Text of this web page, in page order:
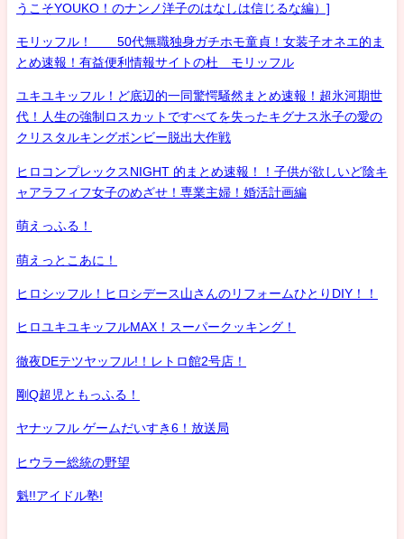
うこそYOUKO！のナンノ洋子のはなしは信じるな編）]
モリッフル！ 50代無職独身ガチホモ童貞！女装子オネエ的ま
とめ速報！有益便利情報サイトの杜 モリッフル
ユキユキッフル！ど底辺的一同驚愕騒然まとめ速報！超氷河期世
代！人生の強制ロスカットですべてを失ったキグナス氷子の愛の
クリスタルキングボンビー脱出大作戦
ヒロコンプレックスNIGHT 的まとめ速報！！子供が欲しいど陰キ
ャアラフィフ女子のめざせ！専業主婦！婚活計画編
萌えっふる！
萌えっとこあに！
ヒロシッフル！ヒロシデース山さんのリフォームひとりDIY！！
ヒロユキユキッフルMAX！スーパークッキング！
徹夜DEテツヤッフル!！レトロ館2号店！
剛Q超児ともっふる！
ヤナッフル ゲームだいすき6！放送局
ヒウラー総統の野望
魁!!アイドル塾!